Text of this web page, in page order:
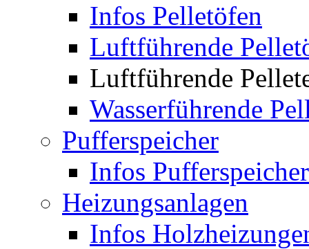
Infos Pelletöfen
Luftführende
Luftführende
Wasserführende
Pufferspeicher
Infos Pufferspeicher
Heizungsanlagen
Infos